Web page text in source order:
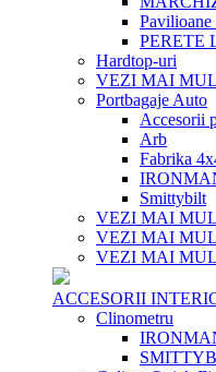
Pavilioane
PERETE
Hardtop-uri
VEZI MAI
Portbagaje Auto
Accesorii
Arb
Fabrika
Smittybilt
VEZI MAI
VEZI MAI
VEZI MAI
ACCESORII
Clinometru